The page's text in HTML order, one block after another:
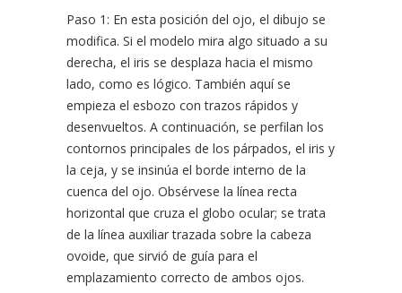
Paso 1: En esta posición del ojo, el dibujo se
modifica. Si el modelo mira algo situado a su
derecha, el iris se desplaza hacia el mismo
lado, como es lógico. También aquí se
empieza el esbozo con trazos rápidos y
desenvueltos. A continuación, se perfilan los
contornos principales de los párpados, el iris y
la ceja, y se insinúa el borde interno de la
cuenca del ojo. Obsérvese la línea recta
horizontal que cruza el globo ocular; se trata
de la línea auxiliar trazada sobre la cabeza
ovoide, que sirvió de guía para el
emplazamiento correcto de ambos ojos.